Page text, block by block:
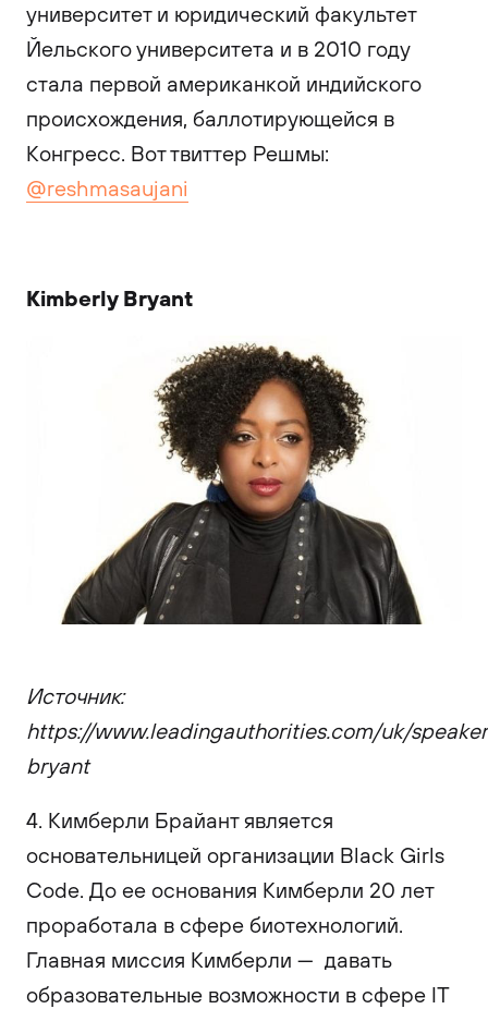
университет и юридический факультет
Йельского университета и в 2010 году
стала первой американкой индийского
происхождения, баллотирующейся в
Конгресс. Вот твиттер Решмы:
@reshmasaujani
Kimberly Bryant
Источник:
https://www.leadingauthorities.com/uk/
bryant
4. Кимберли Брайант является
основательницей организации Black Girls
Code. До ее основания Кимберли 20 лет
проработала в сфере биотехнологий.
Главная миссия Кимберли — давать
образовательные возможности в сфере IT